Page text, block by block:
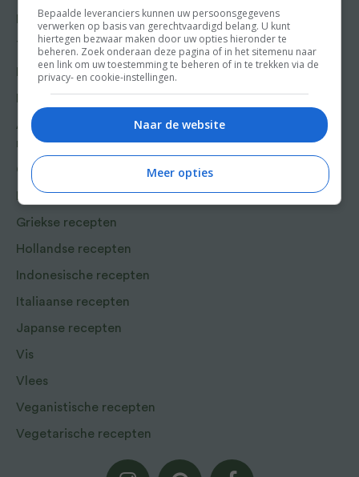
Nagerecht
Tussengerecht
Lunch recepten
Bakrecepten
Aziatische en Oosterse
recepten
Chinese recepten
Franse recepten
Griekse recepten
Hollandse recepten
Indonesische recepten
Italiaanse recepten
Japanse recepten
Vis
Vlees
Veganistische recepten
Vegetarische recepten
Kooktips
Win
Bepaalde leveranciers kunnen uw persoonsgegevens
verwerken op basis van gerechtvaardigd belang. U kunt
hiertegen bezwaar maken door uw opties hieronder te
beheren. Zoek onderaan deze pagina of in het sitemenu naar
een link om uw toestemming te beheren of in te trekken via de
privacy- en cookie-instellingen.
Naar de website
Meer opties